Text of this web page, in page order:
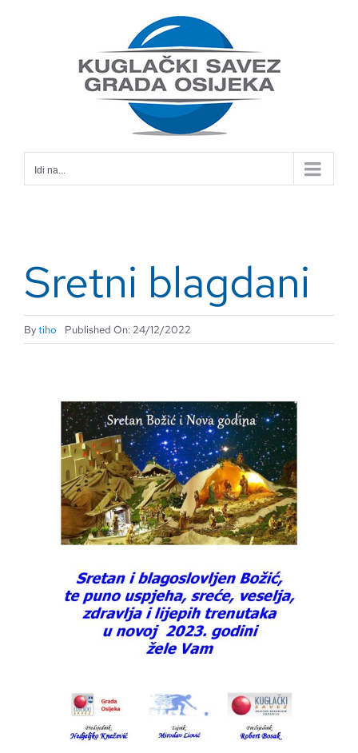
Idi na...
Sretni blagdani
Bytiho Published On: 24/12/2022